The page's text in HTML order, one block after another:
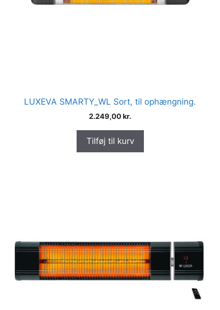
LUXEVA SMARTY_WL Sort, til ophængning.
2.249,00kr.
Tilføj til kurv